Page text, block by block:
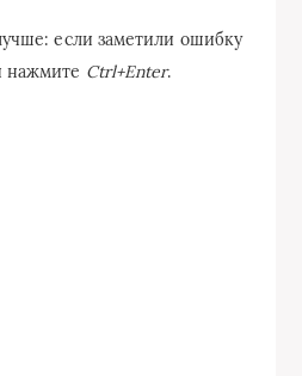
если заметили ошибку
нажмите Ctrl+Enter.